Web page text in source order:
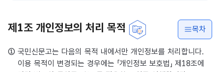
제1조 개인정보의 처리 목적 목차
① 국민신문고는 다음의 목적 내에서만 개인정보를 처리합니다.
이용 목적이 변경되는 경우에는 「개인정보 보호법」 제18조에